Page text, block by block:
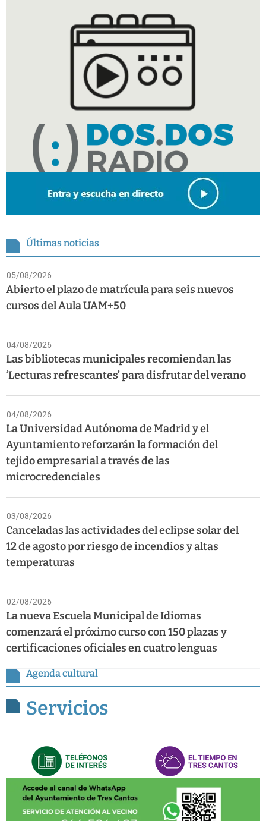
Últimas noticias
05/08/2026
Abierto el plazo de matrícula para seis nuevos
cursos del Aula UAM+50
04/08/2026
Las bibliotecas municipales recomiendan las
‘Lecturas refrescantes’ para disfrutar del verano
04/08/2026
La Universidad Autónoma de Madrid y el
Ayuntamiento reforzarán la formación del
tejido empresarial a través de las
microcredenciales
03/08/2026
Canceladas las actividades del eclipse solar del
12 de agosto por riesgo de incendios y altas
temperaturas
02/08/2026
La nueva Escuela Municipal de Idiomas
comenzará el próximo curso con 150 plazas y
certificaciones oficiales en cuatro lenguas
Agenda cultural
Servicios